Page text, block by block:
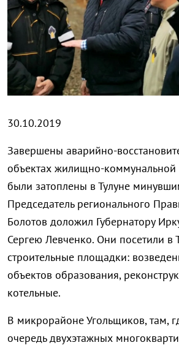
30.10.2019
Завершены аварийно-
объектах жилищно-
были затоплены в Тулуне
Председатель регионального
Болотов доложил Губернатору
Сергею Левченко. Они посетили в
строительные площадки:
объектов образования,
котельные.
В микрорайоне Угольщиков, там,
очередь двухэтажных